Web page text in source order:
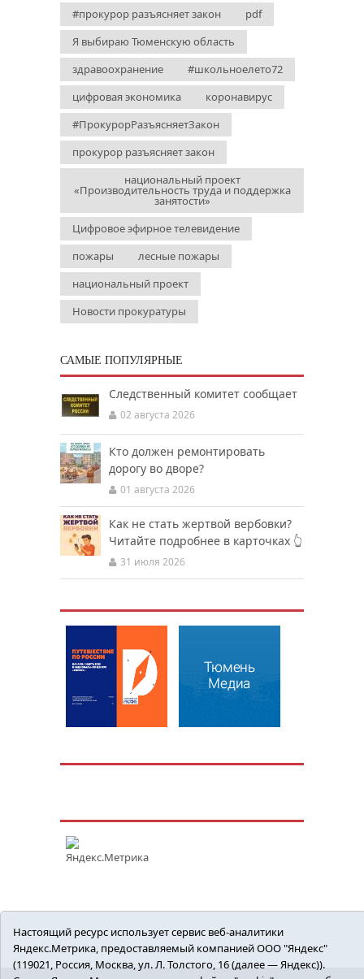
#прокурор разъясняет закон
pdf
Я выбираю Тюменскую область
здравоохранение
#школьноелето72
цифровая экономика
коронавирус
#ПрокурорРазъясняетЗакон
прокурор разъясняет закон
национальный проект
«Производительность труда и поддержка
занятости»
Цифровое эфирное телевидение
пожары
лесные пожары
национальный проект
Новости прокуратуры
САМЫЕ ПОПУЛЯРНЫЕ
Следственный комитет сообщает
02 августа 2026
Кто должен ремонтировать
дорогу во дворе?
01 августа 2026
Как не стать жертвой вербовки?
Читайте подробнее в карточках 👆
31 июля 2026
Настоящий ресурс использует сервис веб-аналитики
Яндекс.Метрика, предоставляемый компанией ООО "Яндекс"
(119021, Россия, Москва, ул. Л. Толстого, 16 (далее — Яндекс)).